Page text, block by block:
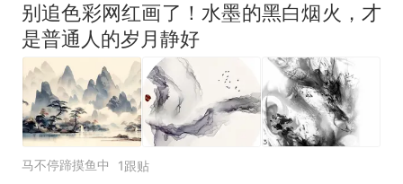
别追色彩网红画了！水墨的黑白烟火，才
是普通人的岁月静好
马不停蹄摸鱼中 1跟贴